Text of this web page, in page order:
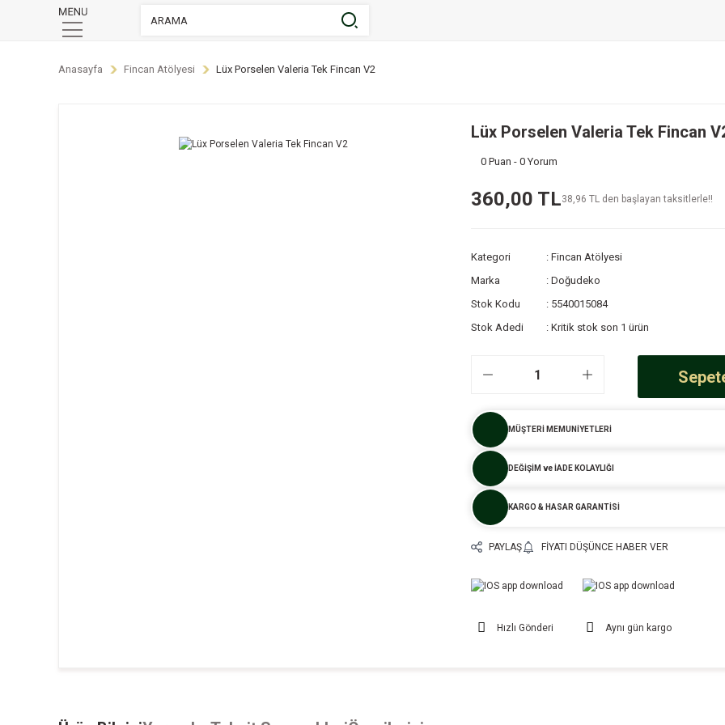
Anasayfa Fincan Atölyesi Lüx Porselen Valeria Tek Fincan V2
Lüx Porselen Valeria Tek Fincan
0 Puan - 0 Yorum
360,00 TL38,96 TL den başlayan taksitlerle!!
Kategori
Fincan Atölyesi
Marka
Doğudeko
Stok Kodu
5540015084
Stok Adedi
Kritik stok son 1 ürün
MÜŞTERİ MEMUNİYETLERİ
DEĞİŞİM ve İADE KOLAYLIĞI
KARGO & HASAR GARANTİSİ
PAYLAŞ FIYATI DÜŞÜNCE HABER VER
Hızlı Gönderi Aynı gün kargo